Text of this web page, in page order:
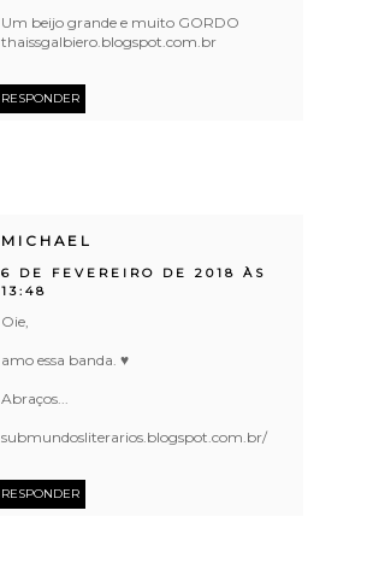
Um beijo grande e muito GORDO
thaissgalbiero.blogspot.com.br
RESPONDER
MICHAEL
6 DE FEVEREIRO DE 2018 ÀS
13:48
Oie,
amo essa banda. ♥
Abraços...
submundosliterarios.blogspot.com.br/
RESPONDER